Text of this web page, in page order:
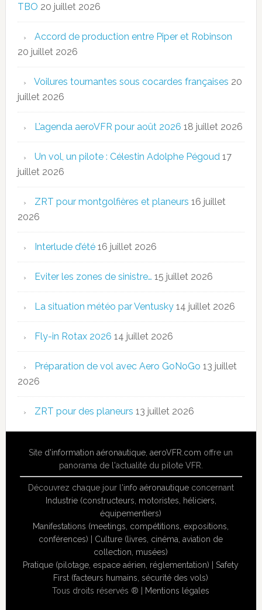
TBO 20 juillet 2026
Accord de production entre Piper et Robinson
20 juillet 2026
Voilures tournantes sous cocardes françaises 20
juillet 2026
L’agenda aeroVFR pour août 2026 18 juillet 2026
Un vol, un pilote : Célestin Adolphe Pégoud 17
juillet 2026
ZRT pour montgolfières et planeurs 16 juillet
2026
Interlude d’été 16 juillet 2026
Eviter les zones de sinistre… 15 juillet 2026
La situation météo par Ventusky 14 juillet 2026
Fly-in Rotax 2026 14 juillet 2026
Préparation de vol avec Aero GoNoGo 13 juillet
2026
ZRT pour des planeurs 13 juillet 2026
Site d'information aéronautique ,aeroVFR.com offre un
panorama de l'actualité du pilote VFR.
Découvrez chaque jour l'info aéronautiqueconcernant
Industrie (constructeurs, motoristes, héliciers,
équipementiers)
Manifestations (meetings, compétitions, expositions,
conférences)
Culture (livres, cinéma, aviation de
collection, musées)
Pratique (pilotage, espace aérien, réglementation) |Safety
First (facteurs humains, sécurité des vols)
Tous droits réservés ® | Mentions légales